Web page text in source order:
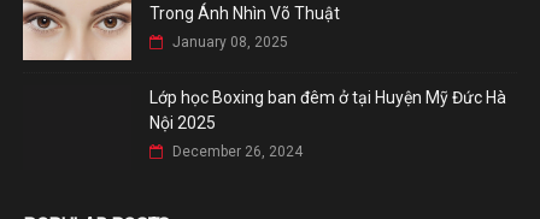
Trong Ánh Nhìn Võ Thuật
January 08, 2025
Lớp học Boxing ban đêm ở tại Huyện Mỹ Đức Hà
Nội 2025
December 26, 2024